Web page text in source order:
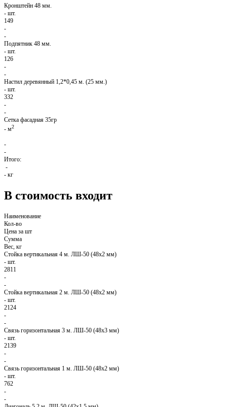
Кронштейн 48 мм.
- шт.
149
-
-
Подпятник 48 мм.
- шт.
126
-
-
Настил деревянный 1,2*0,45 м. (25 мм.)
- шт.
332
-
-
Сетка фасадная 35гр
- м2
-
-
Итого:
-
- кг
В стоимость входит
Наименование
Кол-во
Цена за шт
Сумма
Вес, кг
Стойка вертикальная 4 м. ЛШ-50 (48х2 мм)
- шт.
2811
-
-
Стойка вертикальная 2 м. ЛШ-50 (48х2 мм)
- шт.
2124
-
-
Связь горизонтальная 3 м. ЛШ-50 (48х3 мм)
- шт.
2139
-
-
Связь горизонтальная 1 м. ЛШ-50 (48х2 мм)
- шт.
762
-
-